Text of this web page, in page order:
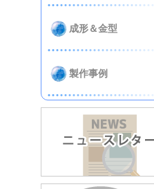
成形＆金型
製作事例